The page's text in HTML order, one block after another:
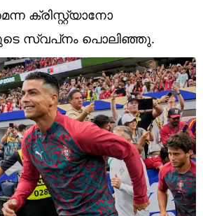
ക്രിസ്റ്റ്യാനോ
സ്വപ്‌നം പൊലിഞ്ഞു.